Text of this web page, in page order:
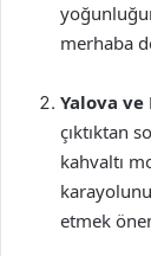
merhaba
Yalova
çıktıktan
kahvaltı
etmek